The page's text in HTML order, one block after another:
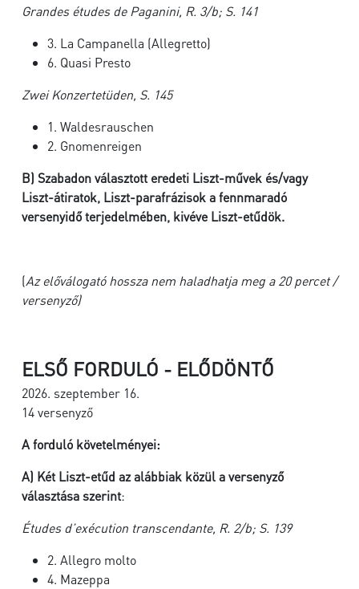
Grandes études de Paganini, R. 3/b; S. 141
3. La Campanella (Allegretto)
6. Quasi Presto
Zwei Konzertetüden, S. 145
1. Waldesrauschen
2. Gnomenreigen
B) Szabadon választott eredeti Liszt-művek és/vagy
Liszt-átiratok, Liszt-parafrázisok a fennmaradó
versenyidő terjedelmében, kivéve Liszt-etűdök.
(Az előválogató hossza nem haladhatja meg a 20 percet /
versenyző)
ELSŐ FORDULÓ - ELŐDÖNTŐ
2026. szeptember 16.
14 versenyző
A forduló követelményei:
A) Két Liszt-etűd az alábbiak közül a versenyző
választása szerint:
Études d’exécution transcendante, R. 2/b; S. 139
2. Allegro molto
4. Mazeppa